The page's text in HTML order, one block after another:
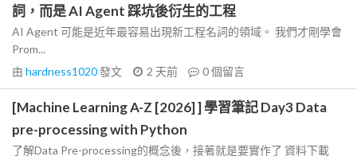
詞，而是 AI Agent 踩坑後衍生的工程
AI Agent 可能是近年最容易出現新工程名詞的領域。 我們才剛學會
Prom...
由 hardness1020發文 2 天前 0個留言
[Machine Learning A-Z [2026] ] 學習筆記 Day3 Data
pre-processing with Python
了解Data Pre-processing的概念後，接著就是要實作了 資料下載